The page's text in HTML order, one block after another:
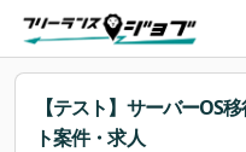
【テスト】サーバーOS
ト案件・求人